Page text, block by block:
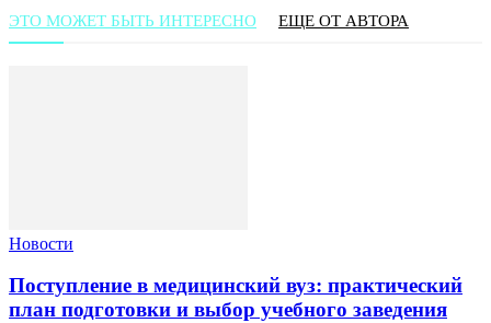
ЭТО МОЖЕТ БЫТЬ ИНТЕРЕСНО ЕЩЕ ОТ АВТОРА
Новости
Поступление в медицинский вуз: практический
план подготовки и выбор учебного заведения